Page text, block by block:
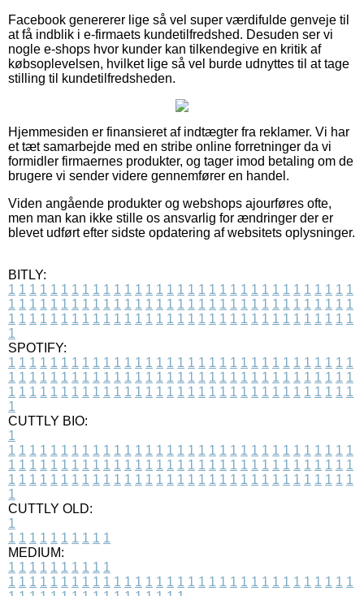
Facebook genererer lige så vel super værdifulde genveje til
at få indblik i e-firmaets kundetilfredshed. Desuden ser vi
nogle e-shops hvor kunder kan tilkendegive en kritik af
købsoplevelsen, hvilket lige så vel burde udnyttes til at tage
stilling til kundetilfredsheden.
Hjemmesiden er finansieret af indtægter fra reklamer. Vi har
et tæt samarbejde med en stribe online forretninger da vi
formidler firmaernes produkter, og tager imod betaling om de
brugere vi sender videre gennemfører en handel.
Viden angående produkter og webshops ajourføres ofte,
men man kan ikke stille os ansvarlig for ændringer der er
blevet udført efter sidste opdatering af websitets oplysninger.
BITLY:
1 1 1 1 1 1 1 1 1 1 1 1 1 1 1 1 1 1 1 1 1 1 1 1 1 1 1 1 1 1 1 1 1
1 1 1 1 1 1 1 1 1 1 1 1 1 1 1 1 1 1 1 1 1 1 1 1 1 1 1 1 1 1 1 1 1
1 1 1 1 1 1 1 1 1 1 1 1 1 1 1 1 1 1 1 1 1 1 1 1 1 1 1 1 1 1 1 1 1
1
SPOTIFY:
1 1 1 1 1 1 1 1 1 1 1 1 1 1 1 1 1 1 1 1 1 1 1 1 1 1 1 1 1 1 1 1 1
1 1 1 1 1 1 1 1 1 1 1 1 1 1 1 1 1 1 1 1 1 1 1 1 1 1 1 1 1 1 1 1 1
1 1 1 1 1 1 1 1 1 1 1 1 1 1 1 1 1 1 1 1 1 1 1 1 1 1 1 1 1 1 1 1 1
1
CUTTLY BIO:
1
1 1 1 1 1 1 1 1 1 1 1 1 1 1 1 1 1 1 1 1 1 1 1 1 1 1 1 1 1 1 1 1 1
1 1 1 1 1 1 1 1 1 1 1 1 1 1 1 1 1 1 1 1 1 1 1 1 1 1 1 1 1 1 1 1 1
1 1 1 1 1 1 1 1 1 1 1 1 1 1 1 1 1 1 1 1 1 1 1 1 1 1 1 1 1 1 1 1 1
1
CUTTLY OLD:
1
1 1 1 1 1 1 1 1 1 1
MEDIUM:
1 1 1 1 1 1 1 1 1 1
1 1 1 1 1 1 1 1 1 1 1 1 1 1 1 1 1 1 1 1 1 1 1 1 1 1 1 1 1 1 1 1 1